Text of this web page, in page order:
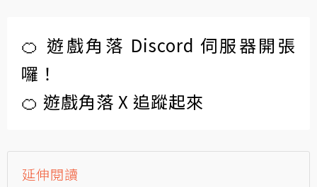
🍊 遊戲角落 Discord 伺服器開張
囉！
🍊 遊戲角落 X 追蹤起來
延伸閱讀